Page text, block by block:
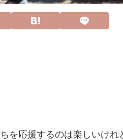
を応援するのは楽しいけれ